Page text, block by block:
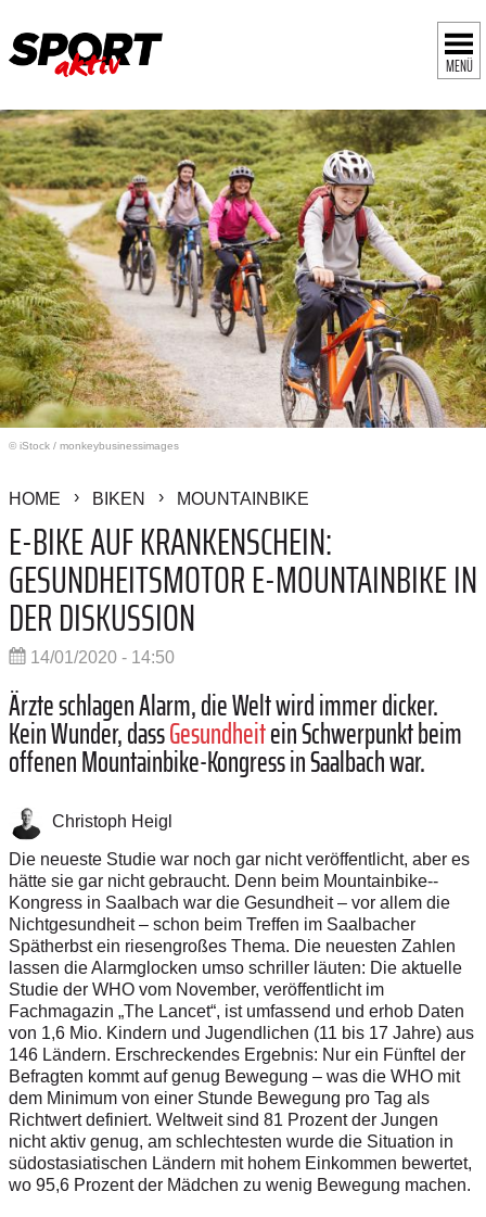
MENÜ
© iStock / monkeybusinessimages
HOME BIKEN MOUNTAINBIKE
E-BIKE AUF KRANKENSCHEIN:
GESUNDHEITSMOTOR E-MOUNTAINBIKE IN
DER DISKUSSION
14/01/2020 - 14:50
Ärzte schlagen Alarm, die Welt wird immer dicker.
Kein Wunder, dassGesundheitein Schwerpunkt beim
offenen Mountain­bike-Kongress in Saalbach war.
Christoph Heigl
Die neueste Studie war noch gar nicht veröffentlicht, aber es
hätte sie gar nicht gebraucht. Denn beim Mountainbike-­
Kongress in Saalbach war die Gesundheit – vor allem die
Nichtgesundheit – schon beim Treffen im Saalbacher
Spätherbst ein riesengroßes Thema. Die neuesten Zahlen
lassen die Alarmglocken umso schriller läuten: Die aktuelle
Studie der WHO vom November, veröffentlicht im
Fachmagazin „The Lancet“, ist umfassend und erhob Daten
von 1,6 Mio. Kindern und Jugendlichen (11 bis 17 Jahre) aus
146 Ländern. Erschreckendes Ergebnis: Nur ein Fünftel der
Befragten kommt auf genug Bewegung – was die WHO mit
dem Minimum von einer Stunde Bewegung pro Tag als
Richtwert definiert. Weltweit sind 81 Prozent der Jungen
nicht aktiv genug, am schlechtesten wurde die Situation in
südostasiatischen Ländern mit hohem Einkommen bewertet,
wo 95,6 Prozent der Mädchen zu wenig Bewegung machen.